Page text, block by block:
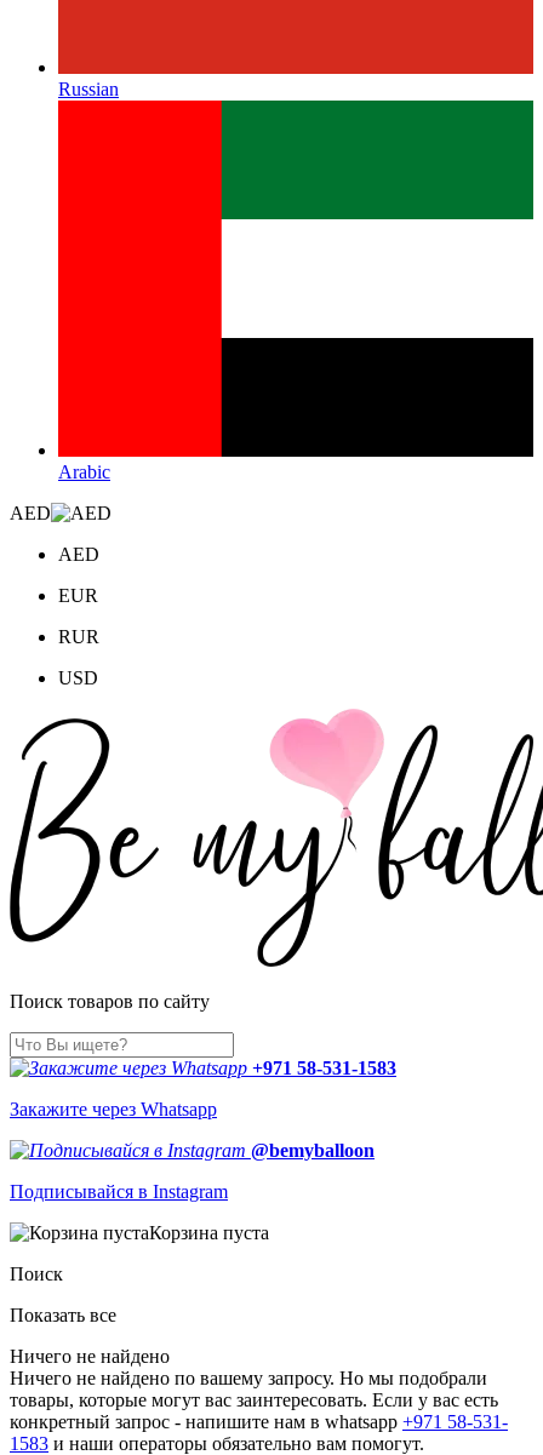
Russian
Arabic
AED
AED
EUR
RUR
USD
Поиск товаров по сайту
+971 58-531-1583
Закажите через Whatsapp
@bemyballoon
Подписывайся в Instagram
Корзина пуста
Поиск
Показать все
Ничего не найдено
Ничего не найдено по вашему запросу. Но мы подобрали
товары, которые могут вас заинтересовать. Если у вас есть
конкретный запрос - напишите нам в whatsapp +971 58-531-
1583 и наши операторы обязательно вам помогут.